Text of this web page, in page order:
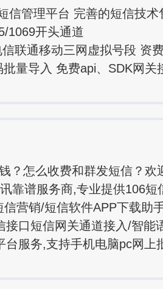
信管理平台 完善的短信技术
1069开头通道
联通移动三网虚拟号段 资
量导入 免费api、SDK网关
？怎么收费和群发短信？欢
靠谱服务商,专业提供106短
营销/短信软件APP下载助
口短信网关通道接入/智能
服务,支持手机电脑pc网上